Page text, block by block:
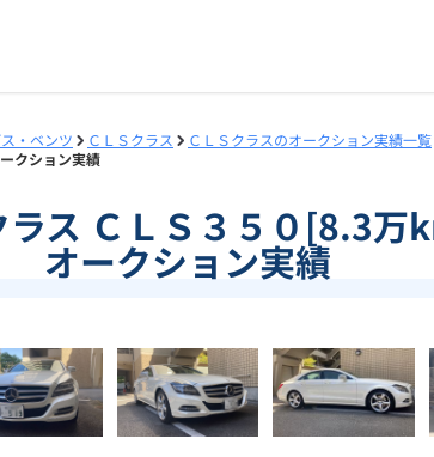
・ベンツ ＣＬＳクラス
ＣＬＳクラスのオークション実績一覧
クション実績
ス ＣＬＳ３５０[8.3
オークション実績